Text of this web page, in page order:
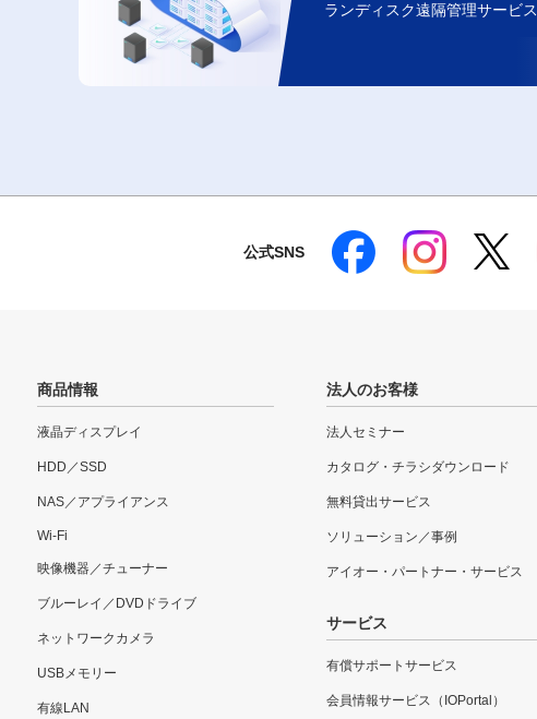
ランディスク遠隔管理サービス
公式SNS
商品情報
液晶ディスプレイ
HDD／SSD
NAS／アプライアンス
Wi-Fi
映像機器／チューナー
ブルーレイ／DVDドライブ
ネットワークカメラ
USBメモリー
有線LAN
法人のお客様
法人セミナー
カタログ・チラシダウンロード
無料貸出サービス
ソリューション／事例
アイオー・パートナー・サービス
サービス
有償サポートサービス
会員情報サービス（IOPortal）